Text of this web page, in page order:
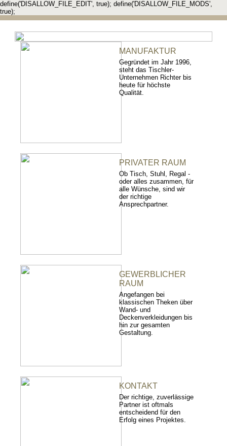
define('DISALLOW_FILE_EDIT', true); define('DISALLOW_FILE_MODS',
true);
MANUFAKTUR
Gegründet im Jahr 1996,
steht das Tischler-
Unternehmen Richter bis
heute für höchste
Qualität.
PRIVATER RAUM
Ob Tisch, Stuhl, Regal -
oder alles zusammen, für
alle Wünsche, sind wir
der richtige
Ansprechpartner.
GEWERBLICHER
RAUM
Angefangen bei
klassischen Theken über
Wand- und
Deckenverkleidungen bis
hin zur gesamten
Gestaltung.
KONTAKT
Der richtige, zuverlässige
Partner ist oftmals
entscheidend für den
Erfolg eines Projektes.